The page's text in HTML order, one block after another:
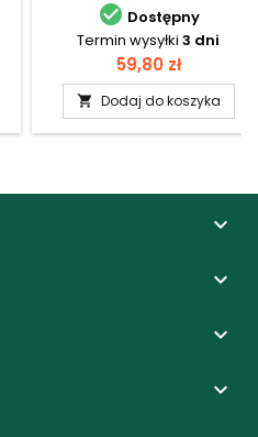
 Dostępny
Termin wysyłki 3 dni
Cena
59,80 zł
 Dodaj do koszyka



